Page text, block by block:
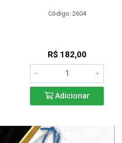
Código: 2604
R$ 182,00
Adicionar